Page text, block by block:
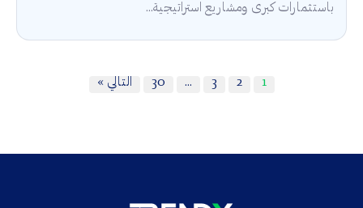
باستثمارات كبرى ومشاريع استراتيجية...
1
2
3
…
30 التالي »